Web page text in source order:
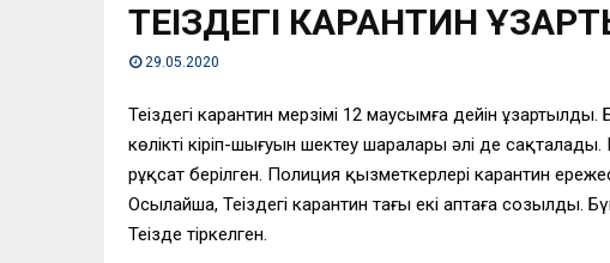
ТЕҢІЗДЕГІ КАРАНТИН
29.05.2020
Теңіздегі карантин мерзімі 12 маусымға дейін
көліктің кіріп-шығуын шектеу шаралары әлі де
рұқсат берілген. Полиция қызметкерлері карантин
Осылайша, Теңіздегі карантин тағы екі аптаға
Теңізде тіркелген.